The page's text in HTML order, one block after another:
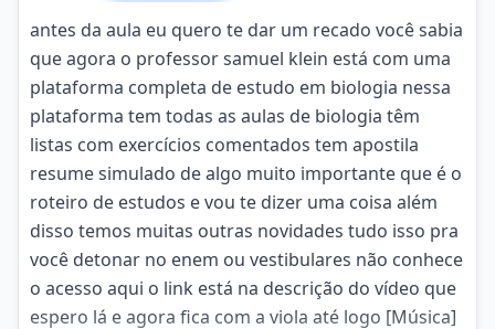
antes da aula eu quero te dar um recado você sabia
que agora o professor samuel klein está com uma
plataforma completa de estudo em biologia nessa
plataforma tem todas as aulas de biologia têm
listas com exercícios comentados tem apostila
resume simulado de algo muito importante que é o
roteiro de estudos e vou te dizer uma coisa além
disso temos muitas outras novidades tudo isso pra
você detonar no enem ou vestibulares não conhece
o acesso aqui o link está na descrição do vídeo que
espero lá e agora fica com a viola até logo [Música]